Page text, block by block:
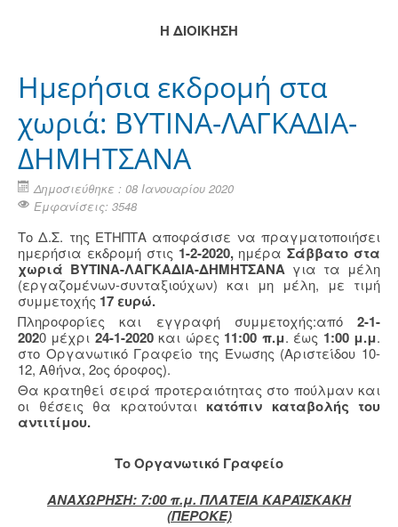
Η ΔΙΟΙΚΗΣΗ
Ημερήσια εκδρομή στα
χωριά: ΒΥΤΙΝΑ-ΛΑΓΚΑΔΙΑ-
ΔΗΜΗΤΣΑΝΑ
Δημοσιεύθηκε : 08 Ιανουαρίου 2020
Εμφανίσεις: 3548
Το Δ.Σ. της ΕΤΗΠΤΑ αποφάσισε να πραγματοποιήσει
ημερήσια εκδρομή στις 1-2-2020,ημέραΣάββατο στα
χωριά ΒΥΤΙΝΑ-ΛΑΓΚΑΔΙΑ-ΔΗΜΗΤΣΑΝΑ για τα μέλη
(εργαζομένων-συνταξιούχων) και μη μέλη, με τιμή
συμμετοχής 17 ευρώ.
Πληροφορίες και εγγραφή συμμετοχής:από2-1-
2020 μέχρι 24-1-2020και ώρες 11:00 π.μ. έως 1:00 μ.μ.
στο Οργανωτικό Γραφείο της Ένωσης (Αριστείδου 10-
12, Αθήνα, 2ος όροφος).
Θα κρατηθεί σειρά προτεραιότητας στο πούλμαν και
οι θέσεις θα κρατούνται κατόπιν καταβολής του
αντιτίμου.
Το Οργανωτικό Γραφείο
ΑΝΑΧΩΡΗΣΗ: 7:00 π.μ. ΠΛΑΤΕΙΑ ΚΑΡΑΪΣΚΑΚΗ
(ΠΕΡΟΚΕ)